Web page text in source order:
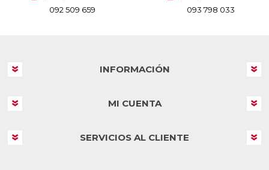
092 509 659
093 798 033
INFORMACIÓN
MI CUENTA
SERVICIOS AL CLIENTE